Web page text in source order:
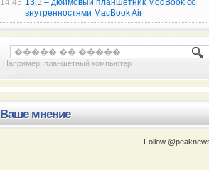
14:43 13,5 – дюймовый планшетник ModBook со
внутренностями MacBook Air
Например: планшетный компьютер
Ваше мнение
Follow